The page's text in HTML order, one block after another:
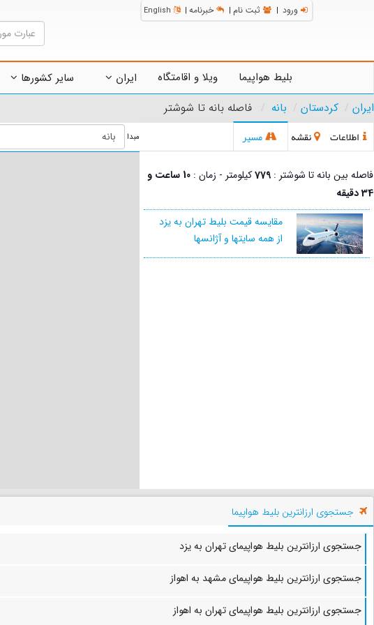
ورود | ثبت نام | خبرنامه |
English
بلیط هواپیما ویلا و اقامتگاه ایران سایر کشورها
ایران
کردستان بانه فاصله بانه تا شوشتر
اطلاعات نقشه مسیر مبدا
فاصله بین بانه تا شوشتر : 779کیلومتر - زمان :
10 ساعت و
34 دقیقه
مقایسه قیمت بلیط تهران به یزد
از همه سایتها و آژانسها
جستجوی ارزانترین بلیط هواپیما
جستجوی ارزانترین بلیط هواپیمای تهران به یزد
جستجوی ارزانترین بلیط هواپیمای مشهد به اهواز
جستجوی ارزانترین بلیط هواپیمای تهران به اهواز